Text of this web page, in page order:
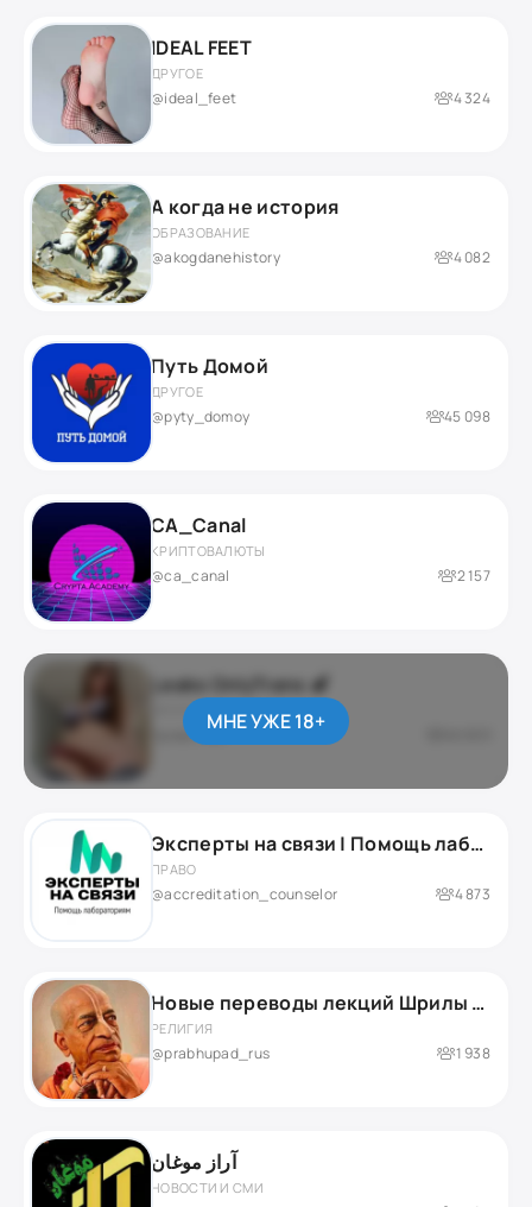
IDEAL FEET
ДРУГОЕ
@ideal_feet 4 324
А когда не история
ОБРАЗОВАНИЕ
@akogdanehistory 4 082
Путь Домой
ДРУГОЕ
@pyty_domoy 45 098
CA_Canal
КРИПТОВАЛЮТЫ
@ca_canal 2 157
Leaks OnlyTrans 🍆
ЭРОТИКА 18+
приватный
МНЕ УЖЕ 18+
Эксперты на связи | Помощь лабораториям
ПРАВО
@accreditation_counselor 4 873
Новые переводы лекций Шрилы Прабхупады
РЕЛИГИЯ
@prabhupad_rus 1 938
آراز موغان
НОВОСТИ И СМИ